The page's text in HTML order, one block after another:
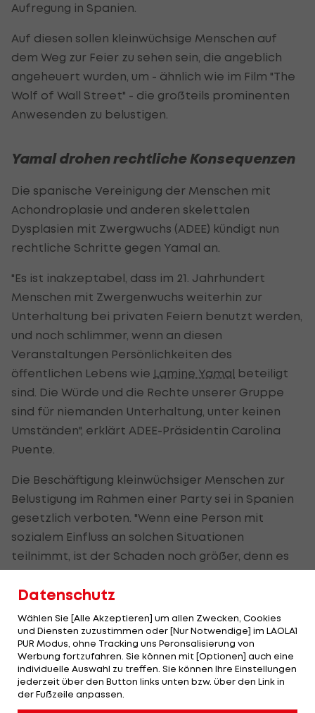
Aufregung in Spanien.
Auf diesen sollen kleinwüchsige Menschen auf
dem Weg zur Feier zu sehen sein, die angeblich
angeheuert wurden, um - ähnlich wie im Film "The
Wolf of Wall Street" - die großteils prominenten
Anwesenden zu belustigen.
Yamal drohen rechtliche Konsequenzen
Die spanische Vereinigung der Menschen mit
Achondroplasie und anderen skelettalen
Dysplasien mit Zwergwuchs (ADEE) kündigt nun
rechtliche Schritte gegen Yamal an.
"Es ist inakzeptabel, dass im 21. Jahrhundert
Menschen mit Zwergenwuchs weiterhin zur
Unterhaltung bei privaten Feiern benutzt werden,
und noch schlimmer, wenn an diesen
Veranstaltungen Persönlichkeiten des
öffentlichen Lebens wie Lamine Yamal beteiligt
sind. Die Würde und die Rechte unserer Gruppe
sind für niemanden Unterhaltung, unter keinen
Umständen", erklärt ADEE-Präsidentin Carolina
Puente.
Die Beschäftigung kleinwüchsiger Menschen zur
Belustigung im Rahmen einer Party sei in Spanien
gesetzlich verboten. "Wenn eine Person mit
sozialem Einfluss an solchen Situationen
teilnimmt, ist der Schaden noch größer, denn es
vermittelt der Gesellschaft – insbesondere jungen
Menschen –, dass Diskriminierung akzeptabel ist",
mahnt Puente.
Laut "COPE" hat das spanische Sozialministerium
mittlerweile eine Untersuchung eingeleitet, ob
Yamals Geburtstagsparty gegen das spanische
Behindertengesetz verstoßen haben könnte.
Datenschutz
Wählen Sie [Alle Akzeptieren] um allen Zwecken, Cookies
und Diensten zuzustimmen oder [Nur Notwendige] im LAOLA1
PUR Modus, ohne Tracking uns Peronsalisierung von
Werbung fortzufahren. Sie können mit [Optionen] auch eine
individuelle Auswahl zu treffen. Sie können Ihre Einstellungen
jederzeit über den Button links unten bzw. über den Link in
der Fußzeile anpassen.